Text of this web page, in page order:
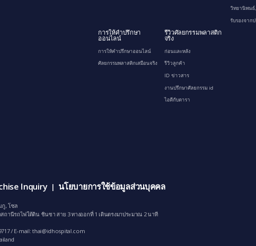
วิทยานิพนธ์
รับรองจากป
การให้คำปรึกษา
ออนไลน์
การให้คำปรึกษาออนไลน์
ศัลยกรรมพลาสติกเสมือนจริง
รีวิวศัลยกรรมพลาสติก
จริง
ก่อนและหลัง
รีวิวลูกค้า
ID ข่าวสาร
งานปรึกษาศัลยกรรม id
ไอดีกับดารา
Inquiry | นโยบายการใช้ข้อมูลส่วนบุคคล
กู, โซล
สถานีรถไฟใต้ดิน ชินซา สาย 3 ทางออกที่ 1 เดินตรงมาประมาณ 2 นาที
/ E-mail:thai@idhospital.com